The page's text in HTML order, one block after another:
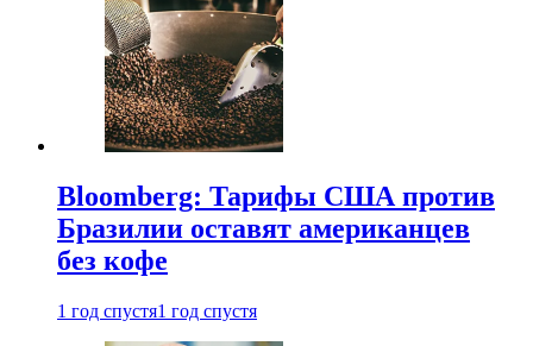
Bloomberg: Тарифы США против
Бразилии оставят американцев
без кофе
1 год спустя1 год спустя